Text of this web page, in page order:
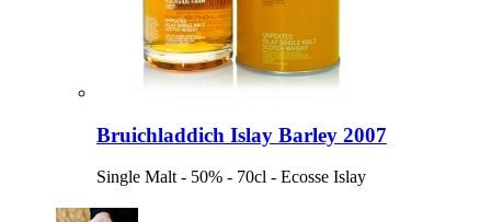
Bruichladdich Islay Barley 2007
Single Malt - 50% - 70cl - Ecosse Islay